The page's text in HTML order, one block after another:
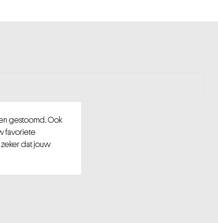
gestoomd. Ook
favoriete
dat jouw